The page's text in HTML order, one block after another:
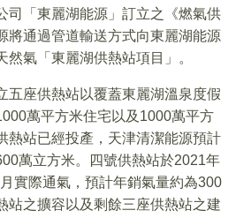
司「東麗湖能源」訂立之《燃氣供
將通過管道輸送方式向東麗湖能源
然氣「東麗湖供熱站項目」。
五座供熱站以覆蓋東麗湖溫泉度假
萬平方米住宅以及1000萬平方
熱站已經投產，天津清潔能源預計
萬立方米。四號供熱站於2021年
實際通氣，預計年銷氣量約為300
站之擴容以及剩餘三座供熱站之建